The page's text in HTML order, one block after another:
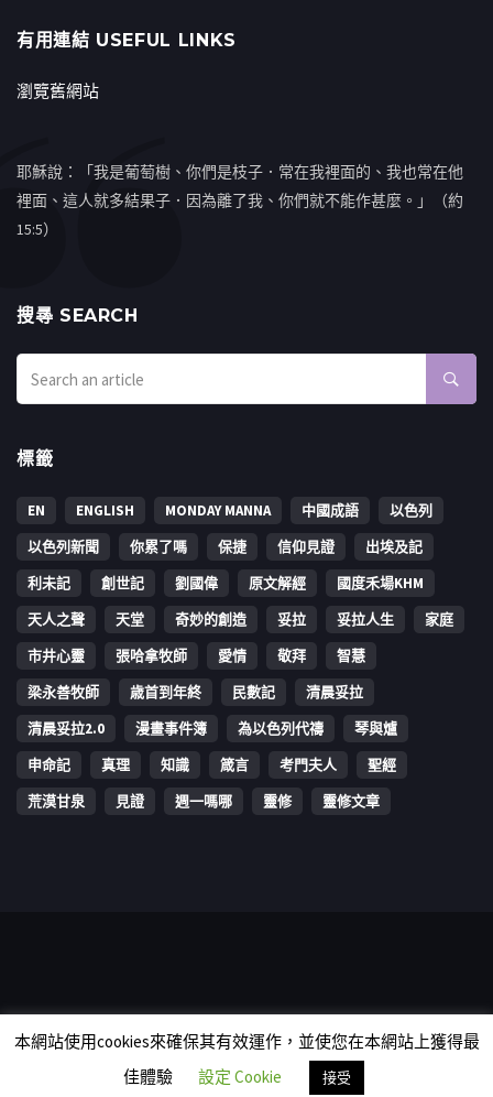
有用連結 USEFUL LINKS
瀏覽舊網站
耶穌說：「我是葡萄樹、你們是枝子．常在我裡面的、我也常在他
裡面、這人就多結果子．因為離了我、你們就不能作甚麼。」（約
15:5）
搜㝷 SEARCH
標籤
EN ENGLISH MONDAY MANNA 中國成語
以色列
以色列新聞
你累了嗎 保捷 信仰見證
出埃及記
利未記
創世記 劉國偉 原文解經
國度禾場KHM
天人之聲
天堂 奇妙的創造 妥拉 妥拉人生
家庭
市井心靈
張哈拿牧師 愛情 敬拜
智慧
梁永善牧師
歳首到年終 民數記
清晨妥拉
清晨妥拉2.0
漫畫事件簿 為以色列代禱
琴與爐
申命記
真理 知識 箴言 考門夫人
聖經
荒漠甘泉
見證 週一嗎哪 靈修 靈修文章
rights reserved.
本網站使用cookies來確保其有效運作，並使您在本網站上獲得最
佳體驗
設定 Cookie 接受